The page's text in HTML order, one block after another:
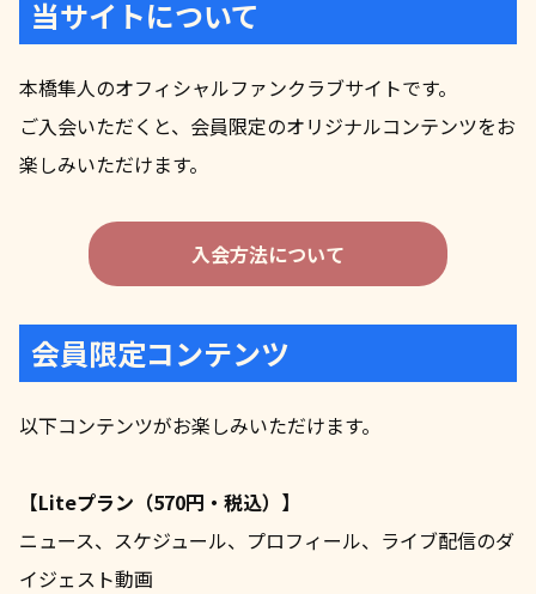
当サイトについて
本橋隼人のオフィシャルファンクラブサイトです。
ご入会いただくと、会員限定のオリジナルコンテンツをお
楽しみいただけます。
入会方法について
会員限定コンテンツ
以下コンテンツがお楽しみいただけます。
【Liteプラン（570円・税込）】
ニュース、スケジュール、プロフィール、ライブ配信のダ
イジェスト動画